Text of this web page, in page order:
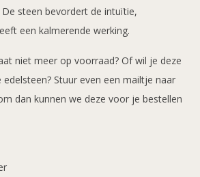
steen bevordert de intuïtie,
een kalmerende werking.
niet meer op voorraad? Of wil je deze
Stuur even een mailtje naar
dan kunnen we deze voor je bestellen